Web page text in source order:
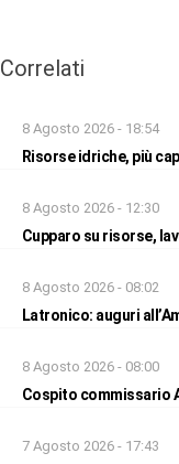
Correlati
8 Agosto 2026 - 18:54
Risorse idriche, più
8 Agosto 2026 - 12:30
Cupparo su risorse,
8 Agosto 2026 - 08:02
Latronico: auguri
8 Agosto 2026 - 08:00
Cospito commissario
7 Agosto 2026 - 17:43